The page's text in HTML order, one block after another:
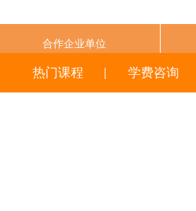
合作企业单位
热门课程 学费咨询